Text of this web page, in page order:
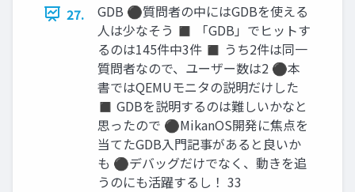
27.
GDB ⚫質問者の中にはGDBを使える
人は少なそう ◼ 「GDB」でヒットす
るのは145件中3件 ◼ うち2件は同一
質問者なので、ユーザー数は2 ⚫本
書ではQEMUモニタの説明だけした
◼ GDBを説明するのは難しいかなと
思ったので ⚫MikanOS開発に焦点を
当てたGDB入門記事があると良いか
も ⚫デバッグだけでなく、動きを追
うのにも活躍するし！ 33